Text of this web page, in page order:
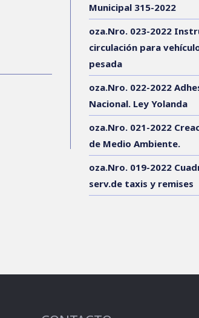
Municipal 315-2022
oza.Nro. 023-2022
circulación para
pesada
oza.Nro. 022-2022
Nacional. Ley Yolanda
oza.Nro. 021-2022
de Medio Ambiente.
oza.Nro. 019-2022
serv.de taxis y remises